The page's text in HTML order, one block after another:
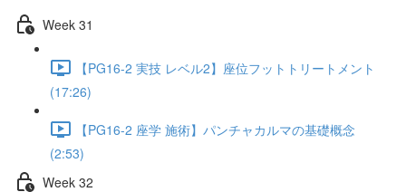
Week 31
【PG16-2 実技 レベル2】座位フットトリートメント
(17:26)
【PG16-2 座学 施術】パンチャカルマの基礎概念
(2:53)
Week 32